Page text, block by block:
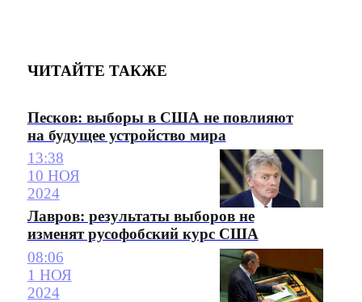
ЧИТАЙТЕ ТАКЖЕ
Песков: выборы в США не повлияют
на будущее устройство мира
13:38
10 НОЯ
2024
Лавров: результаты выборов не
изменят русофобский курс США
08:06
1 НОЯ
2024